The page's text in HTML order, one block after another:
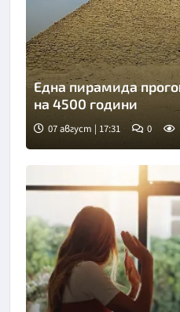
Снимка: goggle
Една пирамида
на 4500 години
07 август | 17:31 0